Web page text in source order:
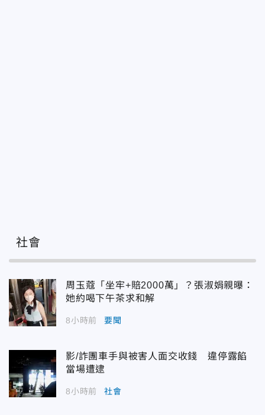
社會
周玉蔻「坐牢+賠2000萬」？張淑娟親曝：
她約喝下午茶求和解
8小時前 要聞
影/詐團車手與被害人面交收錢 違停露餡
當場遭逮
8小時前 社會